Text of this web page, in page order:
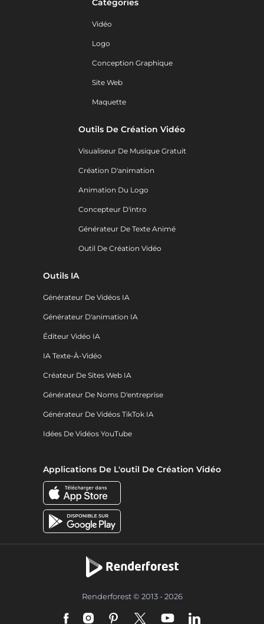
Catégories
Vidéo
Logo
Conception Graphique
Site Web
Maquette
Outils De Création Vidéo
Visualiseur De Musique Gratuit
Création D'animation
Animation Du Logo
Concepteur D'intro
Générateur De Texte Animé
Outil De Création Vidéo
Outils IA
Générateur De Vidéos IA
Générateur D'animation IA
Éditeur Vidéo IA
IA Texte-À-Vidéo
Créateur De Sites Web IA
Générateur De Noms D'entreprise
Générateur De Vidéos TikTok IA
Idées De Vidéos YouTube
Applications De L'outil De Création Vidéo
Renderforest © 2013 - 2026